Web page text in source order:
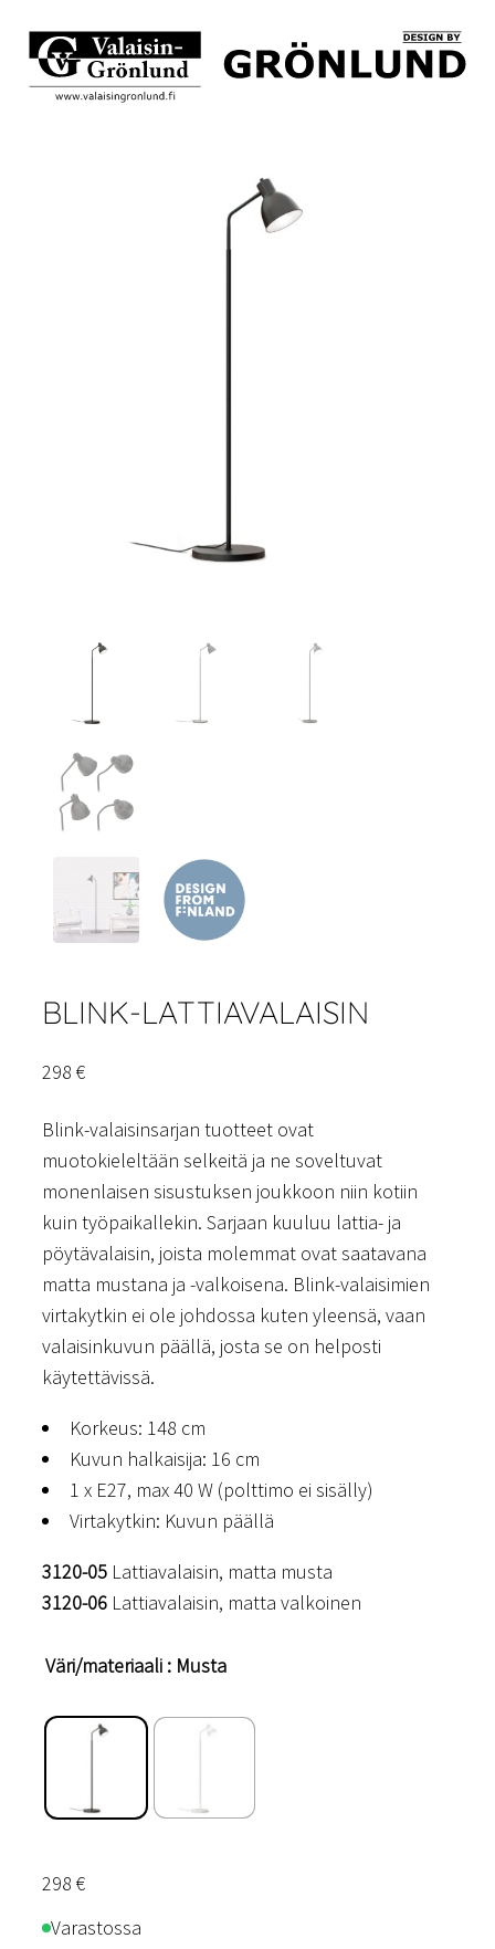
BLINK-LATTIAVALAISIN
298 €
Blink-valaisinsarjan tuotteet ovat
muotokieleltään selkeitä ja ne soveltuvat
monenlaisen sisustuksen joukkoon niin kotiin
kuin työpaikallekin. Sarjaan kuuluu lattia- ja
pöytävalaisin, joista molemmat ovat saatavana
matta mustana ja -valkoisena. Blink-valaisimien
virtakytkin ei ole johdossa kuten yleensä, vaan
valaisinkuvun päällä, josta se on helposti
käytettävissä.
Korkeus: 148 cm
Kuvun halkaisija: 16 cm
1 x E27, max 40 W (polttimo ei sisälly)
Virtakytkin: Kuvun päällä
3120-05 Lattiavalaisin, matta musta
3120-06 Lattiavalaisin, matta valkoinen
Väri/materiaali : Musta
298 €
Varastossa